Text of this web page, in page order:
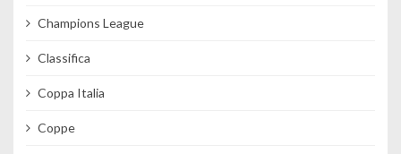
Champions League
Classifica
Coppa Italia
Coppe